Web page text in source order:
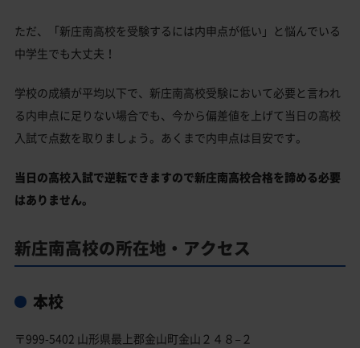
ただ、「新庄南高校を受験するには内申点が低い」と悩んでいる
中学生でも大丈夫！
学校の成績が平均以下で、新庄南高校受験において必要と言われ
る内申点に足りない場合でも、今から偏差値を上げて当日の高校
入試で点数を取りましょう。あくまで内申点は目安です。
当日の高校入試で逆転できますので新庄南高校合格を諦める必要
はありません。
新庄南高校の所在地・アクセス
本校
〒999-5402 山形県最上郡金山町金山２４８−２